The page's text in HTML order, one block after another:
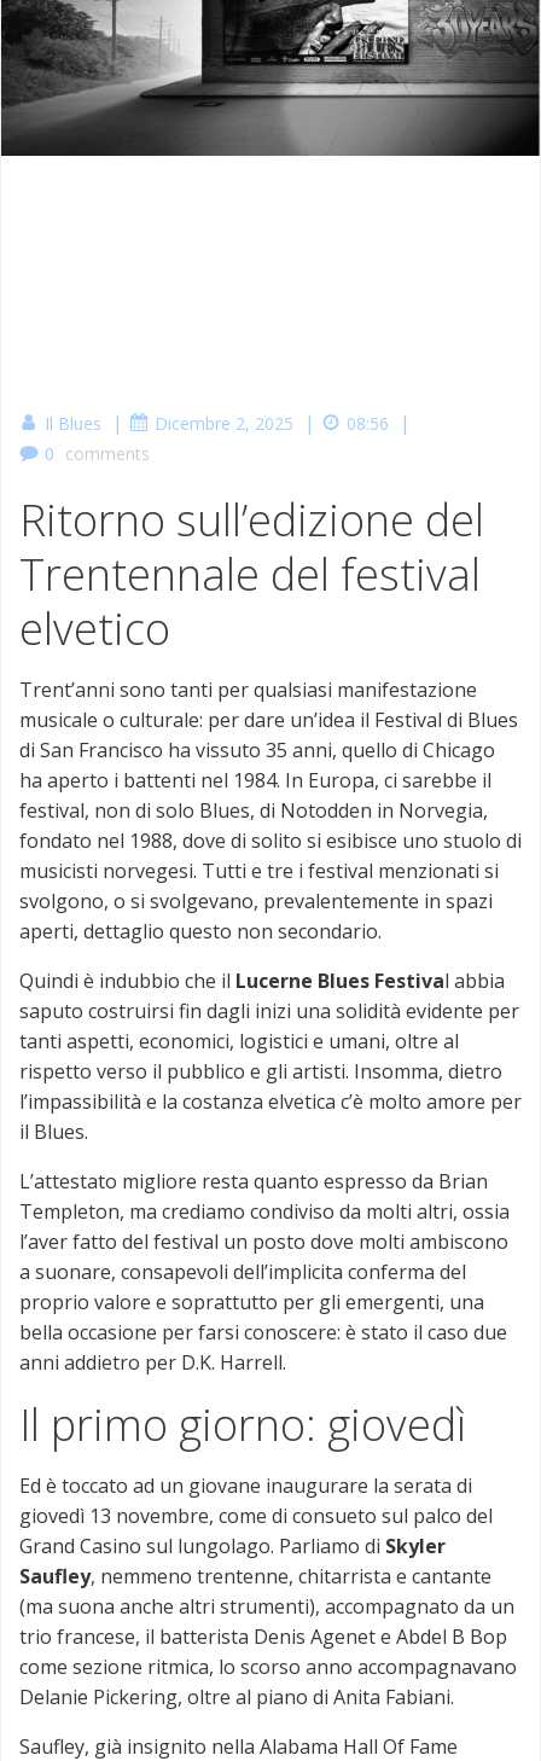
Il Blues | Dicembre 2, 2025 | 08:56 |
0 comments
Ritorno sull’edizione del
Trentennale del festival
elvetico
Trent’anni sono tanti per qualsiasi manifestazione
musicale o culturale: per dare un’idea il Festival di Blues
di San Francisco ha vissuto 35 anni, quello di Chicago
ha aperto i battenti nel 1984. In Europa, ci sarebbe il
festival, non di solo Blues, di Notodden in Norvegia,
fondato nel 1988, dove di solito si esibisce uno stuolo di
musicisti norvegesi. Tutti e tre i festival menzionati si
svolgono, o si svolgevano, prevalentemente in spazi
aperti, dettaglio questo non secondario.
Quindi è indubbio che il Lucerne Blues Festival abbia
saputo costruirsi fin dagli inizi una solidità evidente per
tanti aspetti, economici, logistici e umani, oltre al
rispetto verso il pubblico e gli artisti. Insomma, dietro
l’impassibilità e la costanza elvetica c’è molto amore per
il Blues.
L’attestato migliore resta quanto espresso da Brian
Templeton, ma crediamo condiviso da molti altri, ossia
l’aver fatto del festival un posto dove molti ambiscono
a suonare, consapevoli dell’implicita conferma del
proprio valore e soprattutto per gli emergenti, una
bella occasione per farsi conoscere: è stato il caso due
anni addietro per D.K. Harrell.
Il primo giorno: giovedì
Ed è toccato ad un giovane inaugurare la serata di
giovedì 13 novembre, come di consueto sul palco del
Grand Casino sul lungolago. Parliamo di Skyler
Saufley, nemmeno trentenne, chitarrista e cantante
(ma suona anche altri strumenti), accompagnato da un
trio francese, il batterista Denis Agenet e Abdel B Bop
come sezione ritmica, lo scorso anno accompagnavano
Delanie Pickering, oltre al piano di Anita Fabiani.
Saufley, già insignito nella Alabama Hall Of Fame